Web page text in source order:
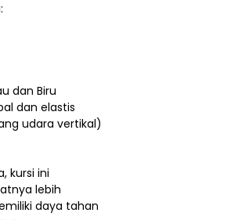
dan Biru
dan elastis
udara vertikal)
kursi ini
lebih
daya tahan